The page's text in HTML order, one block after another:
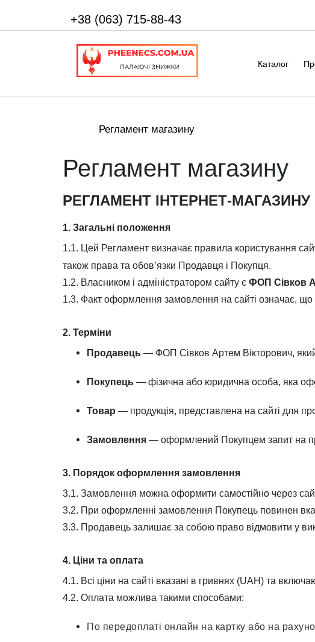
+38 (063) 715-88-43
Каталог
Регламент магазину
Регламент магазину
РЕГЛАМЕНТ ІНТЕРНЕТ-МАГАЗИНУ
1. Загальні положення
1.1. Цей Регламент визначає правила користування
також права та обов’язки Продавця і Покупця.
1.2. Власником і адміністратором сайту є ФОП Сівков
1.3. Факт оформлення замовлення на сайті означає,
2. Терміни
Продавець — ФОП Сівков Артем Вікторович,
Покупець — фізична або юридична особа, яка
Товар — продукція, представлена на сайті для
Замовлення — оформлений Покупцем запит на
3. Порядок оформлення замовлення
3.1. Замовлення можна оформити самостійно через
3.2. При оформленні замовлення Покупець повинен
3.3. Продавець залишає за собою право відмовити у
4. Ціни та оплата
4.1. Всі ціни на сайті вказані в гривнях (UAH) та
4.2. Оплата можлива такими способами:
По передоплаті онлайн на картку або на